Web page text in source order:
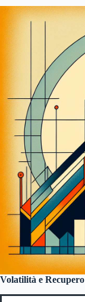
Volatilità e Recupero